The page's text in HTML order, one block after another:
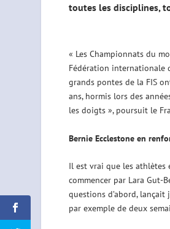
toutes les disciplines,
« Les Championnats du
Fédération internationale
grands pontes de la FIS
ans, hormis lors des
les doigts », poursuit le
Bernie Ecclestone en
Il est vrai que les athlètes
commencer par Lara Gut-
questions d’abord,
par exemple de deux